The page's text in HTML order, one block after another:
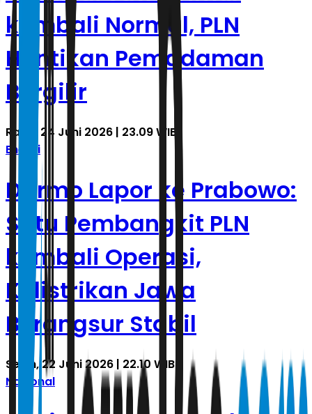
kembali Normal, PLN
Hentikan Pemadaman
Bergilir
Rabu, 24 Juni 2026 | 23.09 WIB
Energi
Darmo Lapor ke Prabowo:
Satu Pembangkit PLN
kembali Operasi,
Kelistrikan Jawa
Berangsur Stabil
Senin, 22 Juni 2026 | 22.10 WIB
Nasional